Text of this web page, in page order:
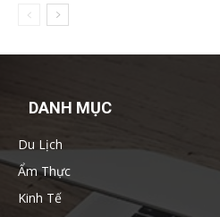
DANH MỤC
Du Lịch
Ẩm Thực
Kinh Tế